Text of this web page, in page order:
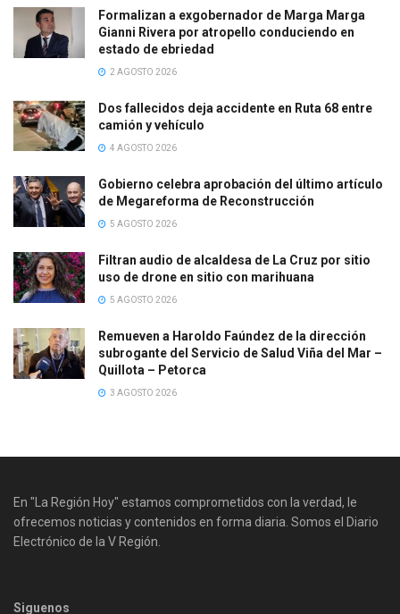
Formalizan a exgobernador de Marga Marga
Gianni Rivera por atropello conduciendo en
estado de ebriedad
2 AGOSTO 2026
Dos fallecidos deja accidente en Ruta 68 entre
camión y vehículo
4 AGOSTO 2026
Gobierno celebra aprobación del último artículo
de Megareforma de Reconstrucción
5 AGOSTO 2026
Filtran audio de alcaldesa de La Cruz por sitio
uso de drone en sitio con marihuana
5 AGOSTO 2026
Remueven a Haroldo Faúndez de la dirección
subrogante del Servicio de Salud Viña del Mar –
Quillota – Petorca
3 AGOSTO 2026
En "La Región Hoy" estamos comprometidos con la verdad, le
ofrecemos noticias y contenidos en forma diaria. Somos el Diario
Electrónico de la V Región.
Siguenos